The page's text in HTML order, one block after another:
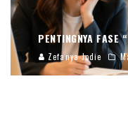
PENTINGNYA FASE
Zefanya Jodie